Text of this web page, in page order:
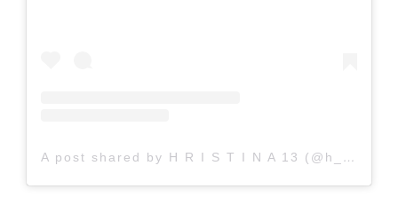
A post shared by H R I S T I N A 13 (@h_r_i_s_t_i_n_a_1_3)